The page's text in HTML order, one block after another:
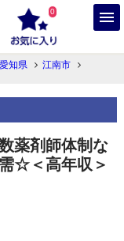
0
愛知県
江南市
薬剤師体制な
☆＜高年収＞